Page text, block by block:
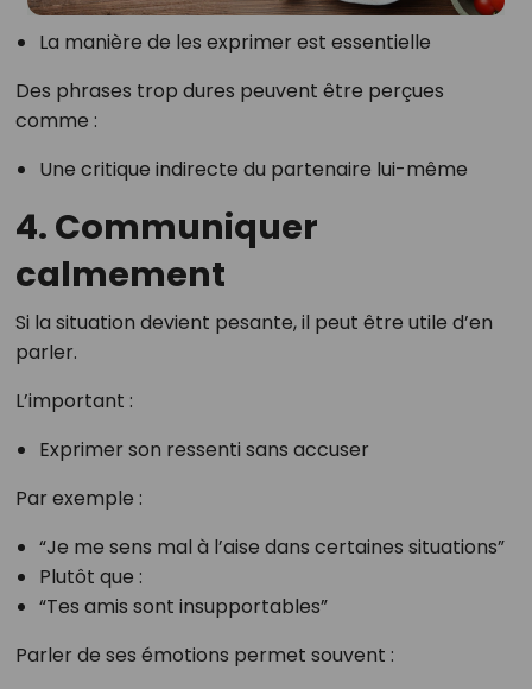
La manière de les exprimer est essentielle
Des phrases trop dures peuvent être perçues
comme :
Une critique indirecte du partenaire lui-même
4. Communiquer
calmement
Si la situation devient pesante, il peut être utile d’en
parler.
L’important :
Exprimer son ressenti sans accuser
Par exemple :
“Je me sens mal à l’aise dans certaines situations”
Plutôt que :
“Tes amis sont insupportables”
Parler de ses émotions permet souvent :